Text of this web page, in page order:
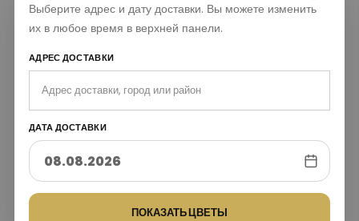
Выберите адрес и дату доставки. Вы можете изменить
их в любое время в верхней панели.
АДРЕС ДОСТАВКИ
ДАТА ДОСТАВКИ
ПОКАЗАТЬ ЦВЕТЫ